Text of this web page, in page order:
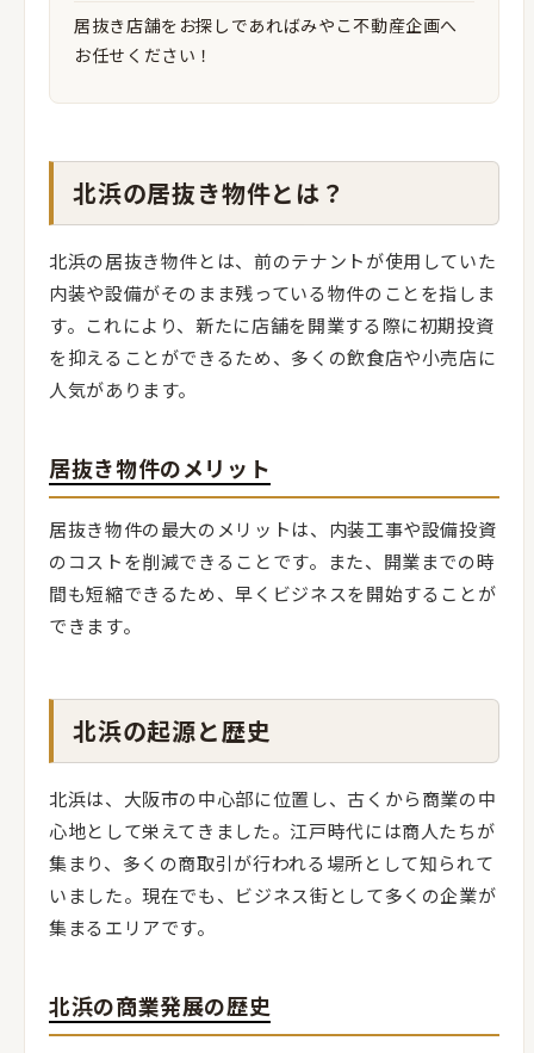
居抜き店舗をお探しであればみやこ不動産企画へ
お任せください！
北浜の居抜き物件とは？
北浜の居抜き物件とは、前のテナントが使用していた
内装や設備がそのまま残っている物件のことを指しま
す。これにより、新たに店舗を開業する際に初期投資
を抑えることができるため、多くの飲食店や小売店に
人気があります。
居抜き物件のメリット
居抜き物件の最大のメリットは、内装工事や設備投資
のコストを削減できることです。また、開業までの時
間も短縮できるため、早くビジネスを開始することが
できます。
北浜の起源と歴史
北浜は、大阪市の中心部に位置し、古くから商業の中
心地として栄えてきました。江戸時代には商人たちが
集まり、多くの商取引が行われる場所として知られて
いました。現在でも、ビジネス街として多くの企業が
集まるエリアです。
北浜の商業発展の歴史